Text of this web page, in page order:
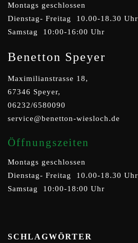
Montags geschlossen
Dienstag- Freitag 10.00-18.30 Uhr
Samstag 10:00-16:00 Uhr
Benetton Speyer
Maximilianstrasse 18,
67346 Speyer,
06232/6580090
service@benetton-wiesloch.de
Öffnungszeiten
Montags geschlossen
Dienstag- Freitag 10.00-18.30 Uhr
Samstag 10:00-18:00 Uhr
SCHLAGWÖRTER